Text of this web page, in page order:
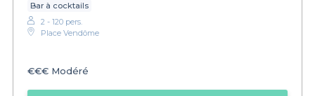
Bar à cocktails
2 - 120 pers.
Place Vendôme
€€€ Modéré